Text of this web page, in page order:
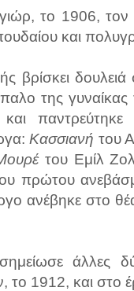
το 1906, τον
και
βρίσκει
της
Κασσιανή του
του Εμίλ
πρώτου
ανέβηκε στο
άλλες
το 1912, και στο